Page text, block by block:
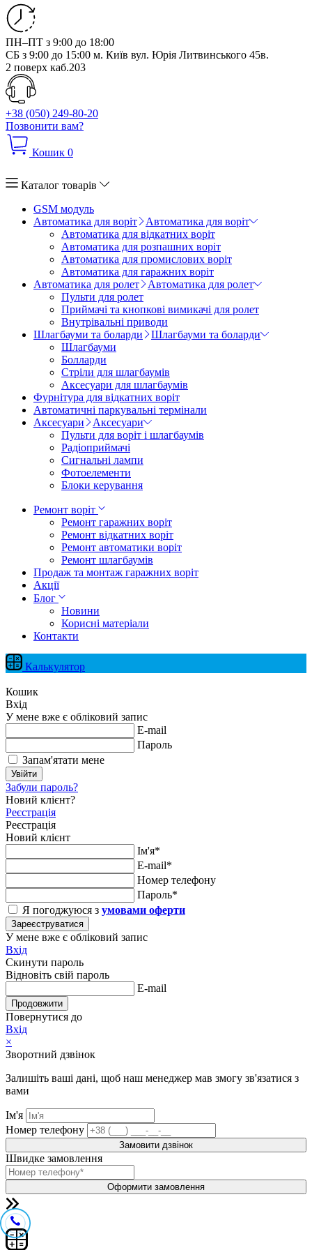
ПН–ПТ з 9:00 до 18:00
СБ з 9:00 до 15:00 м. Київ вул. Юрія Литвинського 45в.
2 поверх каб.203
+38 (050) 249-80-20
Позвонити вам?
Кошик 0
Каталог товарів
GSM модуль
Автоматика для воріт
Автоматика для воріт
Автоматика для відкатних воріт
Автоматика для розпашних воріт
Автоматика для промислових воріт
Автоматика для гаражних воріт
Автоматика для ролет
Автоматика для ролет
Пульти для ролет
Приймачі та кнопкові вимикачі для ролет
Внутрівальні приводи
Шлагбауми та боларди
Шлагбауми та боларди
Шлагбауми
Болларди
Стріли для шлагбаумів
Аксесуари для шлагбаумів
Фурнітура для відкатних воріт
Автоматичні паркувальні термінали
Аксесуари
Аксесуари
Пульти для воріт і шлагбаумів
Радіоприймачі
Сигнальні лампи
Фотоелементи
Блоки керування
Ремонт воріт
Ремонт гаражних воріт
Ремонт відкатних воріт
Ремонт автоматики воріт
Ремонт шлагбаумів
Продаж та монтаж гаражних воріт
Акції
Блог
Новини
Корисні матеріали
Контакти
Калькулятор
Кошик
Вхід
У мене вже є обліковий запис
E-mail
Пароль
Запам'ятати мене
Увійти
Забули пароль?
Новий клієнт?
Реєстрація
Реєстрація
Новий клієнт
Ім'я*
E-mail*
Номер телефону
Пароль*
Я погоджуюся з умовами оферти
Зареєструватися
У мене вже є обліковий запис
Вхід
Скинути пароль
Відновіть свій пароль
E-mail
Продовжити
Повернутися до
Вхід
×
Зворотний дзвінок
Залишіть ваші дані, щоб наш менеджер мав змогу зв'язатися з
вами
Ім'я
Номер телефону
Замовити дзвінок
Швидке замовлення
Оформити замовлення